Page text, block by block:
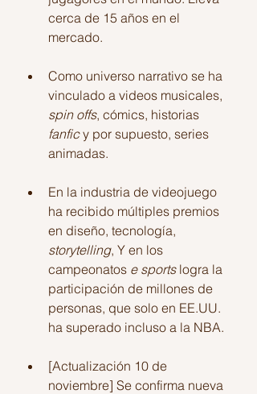
cerca de 15 años en el
mercado.
Como universo narrativo se ha
vinculado a videos musicales,
spin offs, cómics, historias
fanfic y por supuesto, series
animadas.
En la industria de videojuego
ha recibido múltiples premios
en diseño, tecnología,
storytelling, Y en los
campeonatos e sports logra la
participación de millones de
personas, que solo en EE.UU.
ha superado incluso a la NBA.
[Actualización 10 de
noviembre] Se confirma nueva